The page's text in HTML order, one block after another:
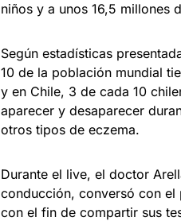
niños y a unos 16,5 millones
Según estadísticas
10 de la población mundial
y en Chile, 3 de cada 10
aparecer y desaparecer
otros tipos de eczema.
Durante el live, el doctor
conducción, conversó con el
con el fin de compartir sus